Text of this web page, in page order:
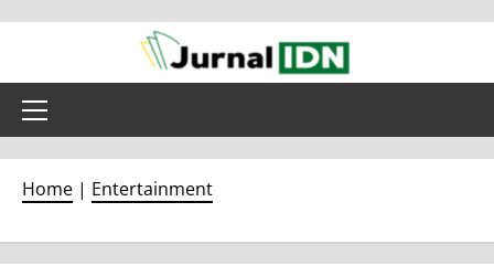
content
Primary
Home | Entertainment